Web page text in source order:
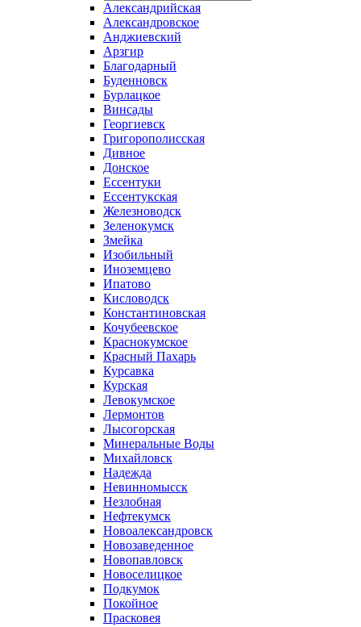
Александрийская
Александровское
Анджиевский
Арзгир
Благодарный
Буденновск
Бурлацкое
Винсады
Георгиевск
Григорополисская
Дивное
Донское
Ессентуки
Ессентукская
Железноводск
Зеленокумск
Змейка
Изобильный
Иноземцево
Ипатово
Кисловодск
Константиновская
Кочубеевское
Краснокумское
Красный Пахарь
Курсавка
Курская
Левокумское
Лермонтов
Лысогорская
Минеральные Воды
Михайловск
Надежда
Невинномысск
Незлобная
Нефтекумск
Новоалександровск
Новозаведенное
Новопавловск
Новоселицкое
Подкумок
Покойное
Прасковея